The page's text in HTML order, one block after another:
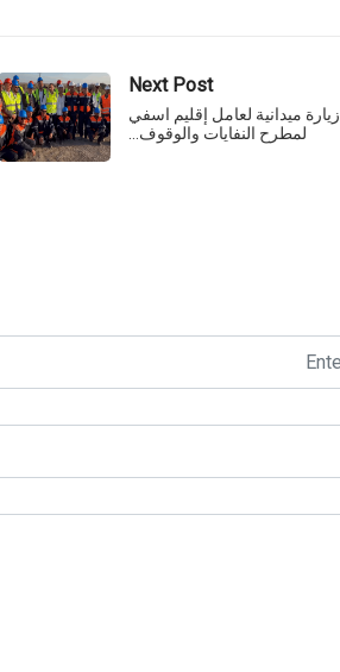
Next Post
زيارة ميدانية لعامل إقليم اسفي
لمطرح النفايات والوقوف…